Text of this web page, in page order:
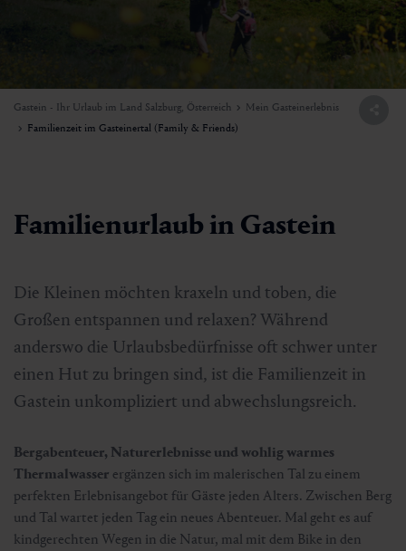
Gastein - Ihr Urlaub im Land Salzburg, Österreich
Mein Gasteinerlebnis
Familienzeit im Gasteinertal (Family & Friends)
Familienurlaub in Gastein
Die Kleinen möchten kraxeln und toben, die
Großen entspannen und relaxen? Während
anderswo die Urlaubsbedürfnisse oft schwer unter
einen Hut zu bringen sind, ist die Familienzeit in
Gastein unkompliziert und abwechslungsreich.
Bergabenteuer, Naturerlebnisse und wohlig warmes
Thermalwasser ergänzen sich im malerischen Tal zu einem
perfekten Erlebnisangebot für Gäste jeden Alters. Zwischen Berg
und Tal wartet jeden Tag ein neues Abenteuer. Mal geht es auf
kindgerechten Wegen in die Natur, mal mit dem Bike in den